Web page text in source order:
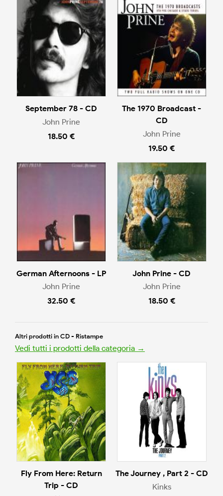
September 78 - CD
John Prine
18.50 €
The 1970 Broadcast -
CD
John Prine
19.50 €
German Afternoons - LP
John Prine
32.50 €
John Prine - CD
John Prine
18.50 €
Altri prodotti in CD - Ristampe
Vedi tutti i prodotti della categoria →
Fly From Here: Return
Trip - CD
The Journey , Part 2 - CD
Kinks